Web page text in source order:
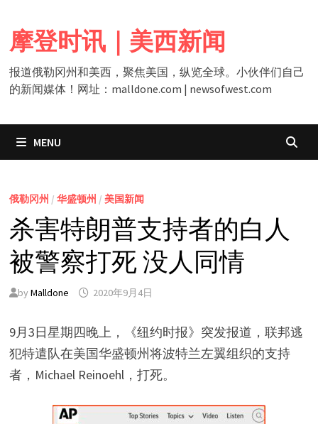
content
摩登时讯｜美西新闻
报道俄勒冈州和美西，聚焦美国，纵览全球。小伙伴们自己
的新闻媒体！网址：malldone.com | newsofwest.com
MENU
俄勒冈州 / 华盛顿州 / 美国新闻
杀害特朗普支持者的白人
被警察打死 没人同情
by Malldone 2020年9月4日
9月3日星期四晚上，《纽约时报》突发报道，联邦逃
犯特遣队在美国华盛顿州将波特兰左翼组织的支持
者，Michael Reinoehl，打死。